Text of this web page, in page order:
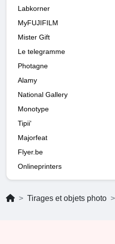
Labkorner
MyFUJIFILM
Mister Gift
Le telegramme
Photagne
Alamy
National Gallery
Monotype
Tipii'
Majorfeat
Flyer.be
Onlineprinters
Tirages et objets photo